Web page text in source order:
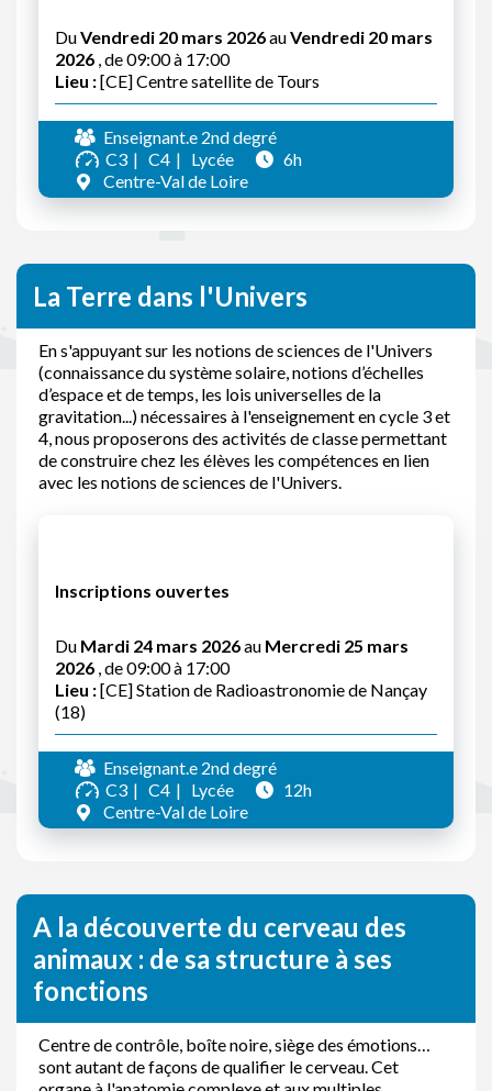
DuVendredi 20 mars 2026auVendredi 20 mars
2026 , de 09:00 à 17:00
Lieu :[CE] Centre satellite de Tours
Enseignant.e 2nd degré
C3
C4 Lycée
6h
Centre-Val de Loire
La Terre dans l'Univers
En s'appuyant sur les notions de sciences de l'Univers
(connaissance du système solaire, notions d’échelles
d’espace et de temps, les lois universelles de la
gravitation...) nécessaires à l'enseignement en cycle 3 et
4, nous proposerons des activités de classe permettant
de construire chez les élèves les compétences en lien
avec les notions de sciences de l'Univers.
Inscriptions ouvertes
Du Mardi 24 mars 2026au Mercredi 25 mars
2026 , de 09:00 à 17:00
Lieu :[CE] Station de Radioastronomie de Nançay
(18)
Enseignant.e 2nd degré
C3
C4 Lycée
12h
Centre-Val de Loire
A la découverte du cerveau des
animaux : de sa structure à ses
fonctions
Centre de contrôle, boîte noire, siège des émotions…
sont autant de façons de qualifier le cerveau. Cet